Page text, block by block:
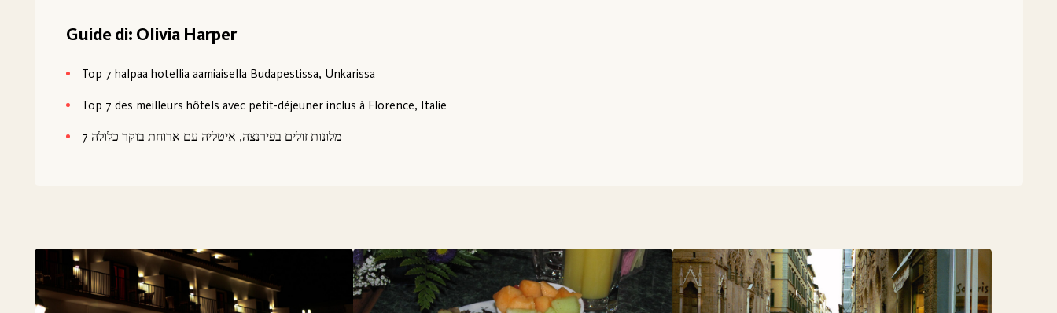
Guide di: Olivia Harper
Top 7 halpaa hotellia aamiaisella Budapestissa, Unkarissa
Top 7 des meilleurs hôtels avec petit-déjeuner inclus à Florence, Italie
7 מלונות זולים בפירנצה, איטליה עם ארוחת בוקר כלולה